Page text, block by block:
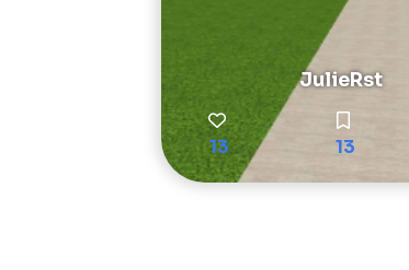
JulieRst
13 13